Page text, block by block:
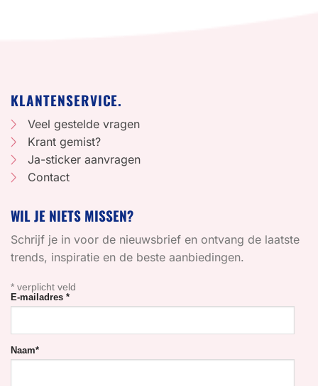
KLANTENSERVICE.
Veel gestelde vragen
Krant gemist?
Ja-sticker aanvragen
Contact
WIL JE NIETS MISSEN?
Schrijf je in voor de nieuwsbrief en ontvang de laatste
trends, inspiratie en de beste aanbiedingen.
* verplicht veld
E-mailadres *
Naam*